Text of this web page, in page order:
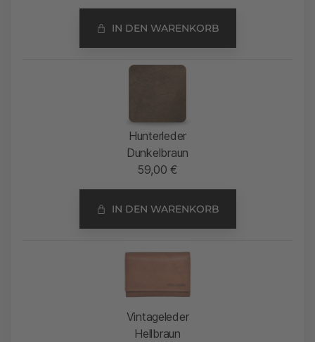
IN DEN WARENKORB
Hunterleder
Dunkelbraun
59,00€
IN DEN WARENKORB
Vintageleder
Hellbraun